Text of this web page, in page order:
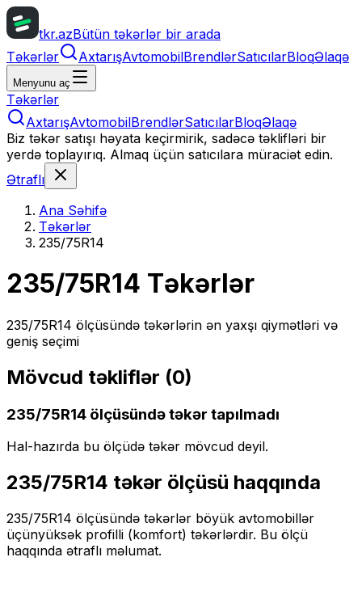
tkr.azBütün təkərlər bir arada
Təkərlər
AxtarışAvtomobilBrendlərSatıcılarBloqƏlaqə
Menyunu aç
Təkərlər
AxtarışAvtomobilBrendlərSatıcılarBloqƏlaqə
Biz təkər satışı həyata keçirmirik, sadəcə təklifləri bir
yerdə toplayırıq. Almaq üçün satıcılara müraciət edin.
Ətraflı
Ana Səhifə
Təkərlər
235/75R14
235/75R14 Təkərlər
235/75R14 ölçüsündə təkərlərin ən yaxşı qiymətləri və
geniş seçimi
Mövcud təkliflər (0)
235/75R14 ölçüsündə təkər tapılmadı
Hal-hazırda bu ölçüdə təkər mövcud deyil.
235/75R14 təkər ölçüsü haqqında
235/75R14 ölçüsündə təkərlər böyük avtomobillər
üçünyüksək profilli (komfort) təkərlərdir. Bu ölçü
haqqında ətraflı məlumat.